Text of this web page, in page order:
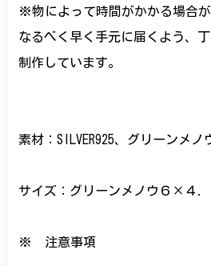
※物によって時間がかかる場合が
なるべく早く手元に届くよう、
制作しています。
素材：SILVER925、グリーンメノ
サイズ：グリーンメノウ６×４．
※ 注意事項